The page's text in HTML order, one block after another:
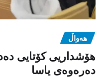
هەواڵ
هۆشداریی کۆتایی
دەرەوەی یاسا